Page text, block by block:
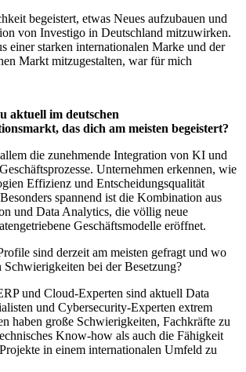
begeistert, etwas Neues aufzubauen und
von Investigo in Deutschland mitzuwirken.
einer starken internationalen Marke und der
Markt mitzugestalten, war für mich
aktuell im deutschen
das dich am meisten begeistert?
die zunehmende Integration von KI und
Unternehmen erkennen, wie
Effizienz und Entscheidungsqualität
spannend ist die Kombination aus
und Data Analytics, die völlig neue
Geschäftsmodelle eröffnet.
sind derzeit am meisten gefragt und wo
Schwierigkeiten bei der Besetzung?
und Cloud-Experten sind aktuell Data
und Cybersecurity-Experten extrem
haben große Schwierigkeiten, Fachkräfte zu
Know-how als auch die Fähigkeit
in einem internationalen Umfeld zu